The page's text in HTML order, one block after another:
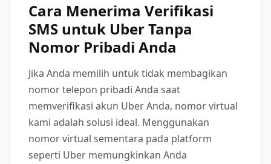
Cara Menerima Verifikasi
SMS untuk Uber Tanpa
Nomor Pribadi Anda
Jika Anda memilih untuk tidak membagikan
nomor telepon pribadi Anda saat
memverifikasi akun Uber Anda, nomor virtual
kami adalah solusi ideal. Menggunakan
nomor virtual sementara pada platform
seperti Uber memungkinkan Anda